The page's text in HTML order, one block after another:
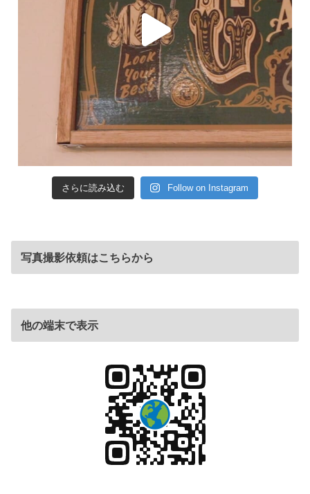
さらに読み込む Follow on Instagram
写真撮影依頼はこちらから
他の端末で表示